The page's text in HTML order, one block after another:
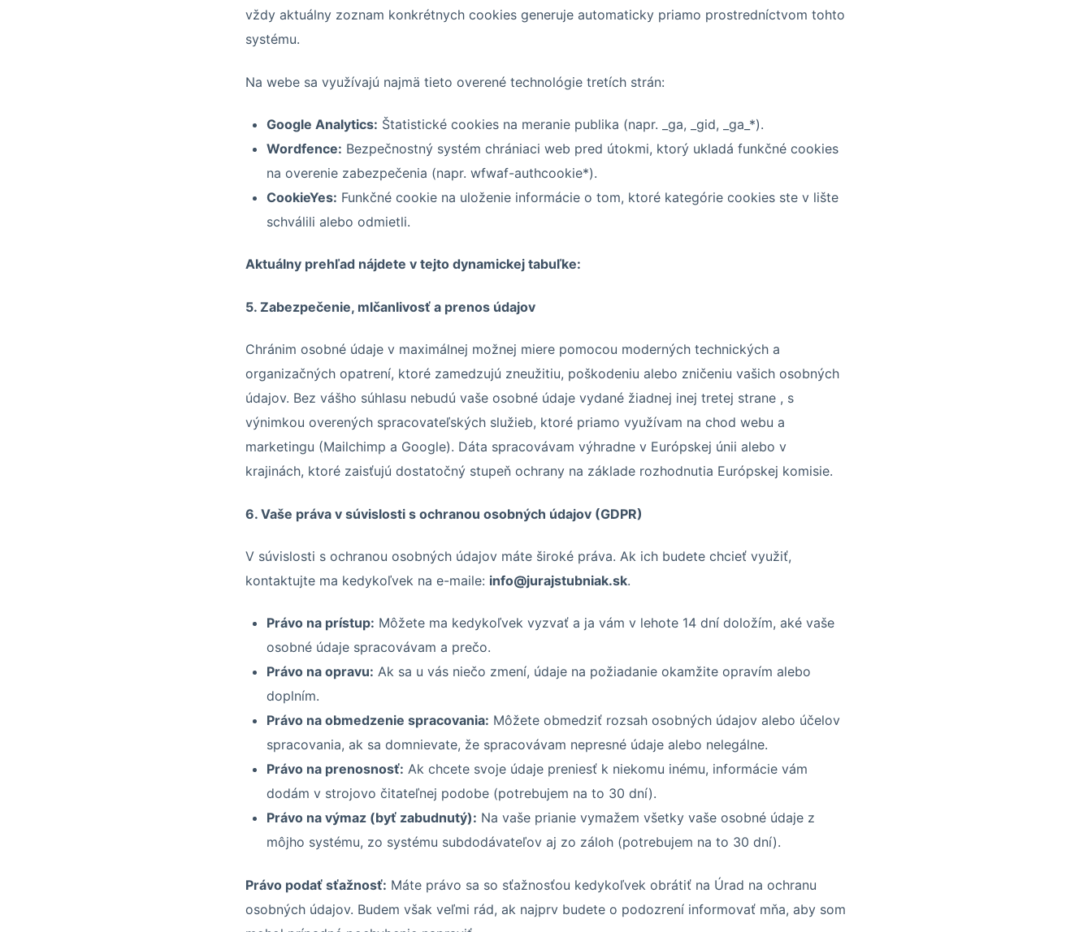
vždy aktuálny zoznam konkrétnych cookies generuje automaticky priamo prostredníctvom tohto
systému.
Na webe sa využívajú najmä tieto overené technológie tretích strán:
Google Analytics: Štatistické cookies na meranie publika (napr. _ga, _gid, _ga_*).
Wordfence: Bezpečnostný systém chrániaci web pred útokmi, ktorý ukladá funkčné cookies
na overenie zabezpečenia (napr. wfwaf-authcookie*).
CookieYes: Funkčné cookie na uloženie informácie o tom, ktoré kategórie cookies ste v lište
schválili alebo odmietli.
Aktuálny prehľad nájdete v tejto dynamickej tabuľke:
5. Zabezpečenie, mlčanlivosť a prenos údajov
Chránim osobné údaje v maximálnej možnej miere pomocou moderných technických a
organizačných opatrení, ktoré zamedzujú zneužitiu, poškodeniu alebo zničeniu vašich osobných
údajov. Bez vášho súhlasu nebudú vaše osobné údaje vydané žiadnej inej tretej strane , s
výnimkou overených spracovateľských služieb, ktoré priamo využívam na chod webu a
marketingu (Mailchimp a Google). Dáta spracovávam výhradne v Európskej únii alebo v
krajinách, ktoré zaisťujú dostatočný stupeň ochrany na základe rozhodnutia Európskej komisie.
6. Vaše práva v súvislosti s ochranou osobných údajov (GDPR)
V súvislosti s ochranou osobných údajov máte široké práva. Ak ich budete chcieť využiť,
kontaktujte ma kedykoľvek na e-maile: info@jurajstubniak.sk.
Právo na prístup: Môžete ma kedykoľvek vyzvať a ja vám v lehote 14 dní doložím, aké vaše
osobné údaje spracovávam a prečo.
Právo na opravu: Ak sa u vás niečo zmení, údaje na požiadanie okamžite opravím alebo
doplním.
Právo na obmedzenie spracovania: Môžete obmedziť rozsah osobných údajov alebo účelov
spracovania, ak sa domnievate, že spracovávam nepresné údaje alebo nelegálne.
Právo na prenosnosť: Ak chcete svoje údaje preniesť k niekomu inému, informácie vám
dodám v strojovo čitateľnej podobe (potrebujem na to 30 dní).
Právo na výmaz (byť zabudnutý): Na vaše prianie vymažem všetky vaše osobné údaje z
môjho systému, zo systému subdodávateľov aj zo záloh (potrebujem na to 30 dní).
Právo podať sťažnosť: Máte právo sa so sťažnosťou kedykoľvek obrátiť na Úrad na ochranu
osobných údajov. Budem však veľmi rád, ak najprv budete o podozrení informovať mňa, aby som